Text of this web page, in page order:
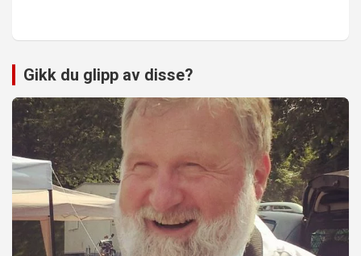
Gikk du glipp av disse?